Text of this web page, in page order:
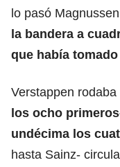
lo pasó
la bandera a
que había
Verstappen
los ocho
undécima los
hasta Sainz-